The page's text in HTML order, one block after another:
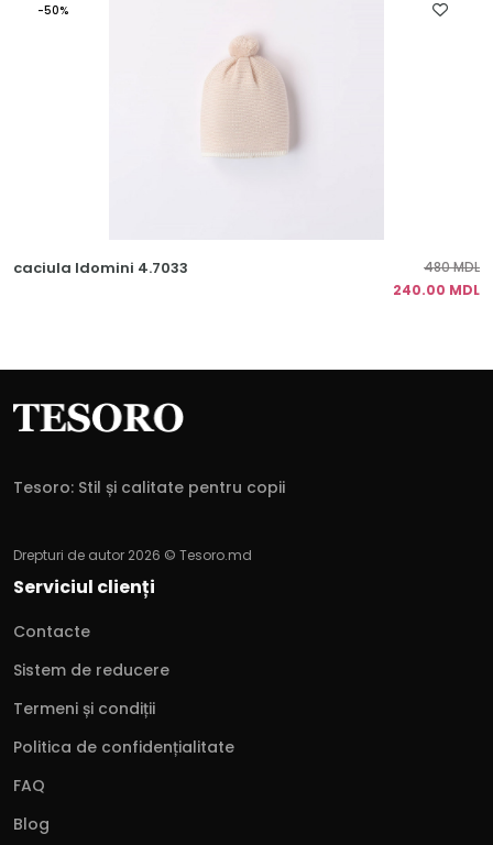
-50%
caciula Idomini 4.7033
480 MDL
240.00 MDL
Tesoro: Stil și calitate pentru copii
Drepturi de autor 2026 © Tesoro.md
Serviciul clienți
Contacte
Sistem de reducere
Termeni și condiții
Politica de confidențialitate
FAQ
Blog